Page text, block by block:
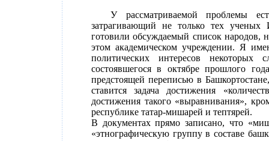
У рассматриваемой проблемы
затрагивающий не только тех ученых
готовили обсуждаемый список народов,
этом академическом учреждении. Я
политических интересов некоторых
состоявшегося в октябре прошлого
предстоящей переписью в
ставится задача достижения
достижения такого «выравнивания»,
республике татар-мишарей и тептярей.
В документах прямо записано, что
«этнографическую группу в составе